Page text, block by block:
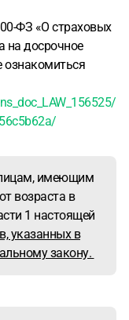
ФЗ «О страховых
на досрочное
ознакомиться
лицам, имеющим
возраста в
1 настоящей
указанных в
закону.